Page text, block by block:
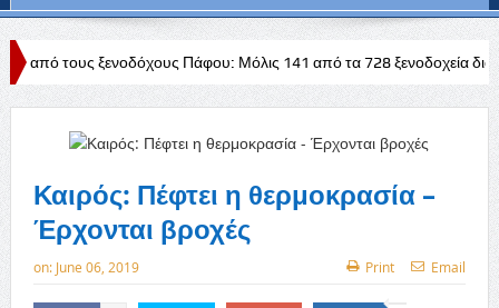
Πάφου: Μόλις 141 από τα 728 ξενοδοχεία διαθέτουν άδεια
Καιρός: Πέφτει η θερμοκρασία –
Έρχονται βροχές
on: June 06, 2019 Print Email